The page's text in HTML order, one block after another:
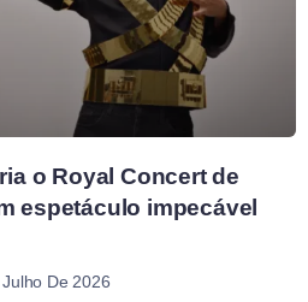
o Royal Concert de
espetáculo impecável
De 2026